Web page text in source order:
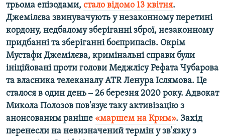
трьома епізодами, стало відомо 13 квітня.
Джемілєва звинувачують у незаконному перетині
кордону, недбалому зберіганні зброї, незаконному
придбанні та зберіганні боєприпасів. Окрім
Мустафи Джемілєва, кримінальні справи були
ініційовані проти голови Меджлісу Рефата Чубарова
та власника телеканалу ATR Ленура Іслямова. Це
сталося в один день ‒ 26 березня 2020 року. Адвокат
Микола Полозов пов'язує таку активізацію з
анонсованим раніше «маршем на Крим». Захід
перенесли на невизначений термін у зв'язку з